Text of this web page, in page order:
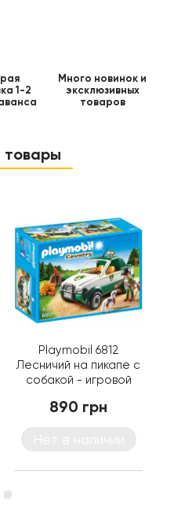
1-2
Много новинок и
эксклюзивных
товаров
товары
Playmobil 6812
Лесничий на пикапе с
собакой - игровой
890 грн